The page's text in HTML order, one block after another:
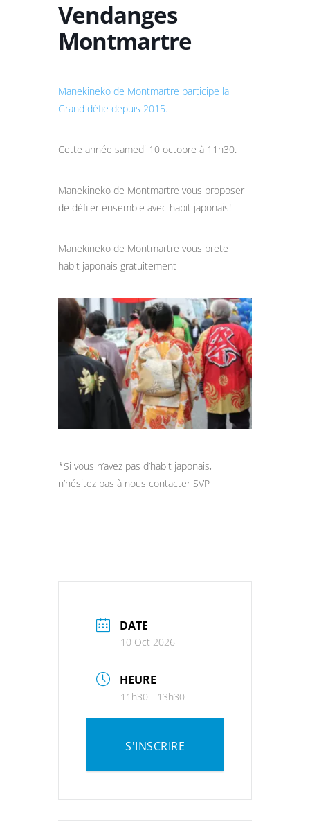
Vendanges
Montmartre
Manekineko de Montmartre participe la
Grand défie depuis 2015.
Cette année samedi 10 octobre à 11h30.
Manekineko de Montmartre vous proposer
de défiler ensemble avec habit japonais!
Manekineko de Montmartre vous prete
habit japonais gratuitement
*Si vous n’avez pas d’habit japonais,
n’hésitez pas à nous contacter SVP
DATE
10 Oct 2026
HEURE
11h30 - 13h30
S'INSCRIRE